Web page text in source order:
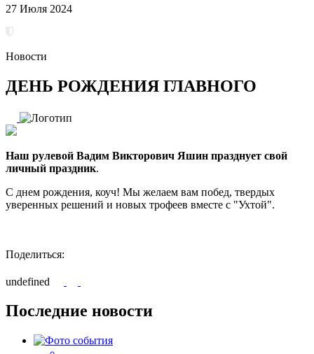
27 Июля 2024
Новости
ДЕНЬ РОЖДЕНИЯ ГЛАВНОГО
Наш рулевой Вадим Викторович Яшин празднует свой
личный праздник.
С днем рождения, коуч! Мы желаем вам побед, твердых
уверенных решений и новых трофеев вместе с "Ухтой".
Поделиться:
undefined
Последние новости